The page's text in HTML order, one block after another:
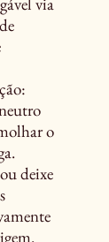
o
deixe